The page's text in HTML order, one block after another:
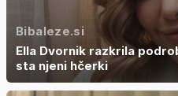
Bibaleze.si
Ella Dvornik razkrila
sta njeni hčerki